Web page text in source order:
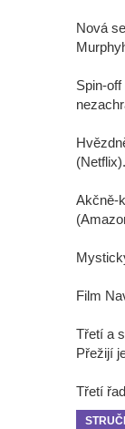
Nová
Spin-
(Netflix).
Akčně-
Film
Třetí a
Přežijí
Třetí